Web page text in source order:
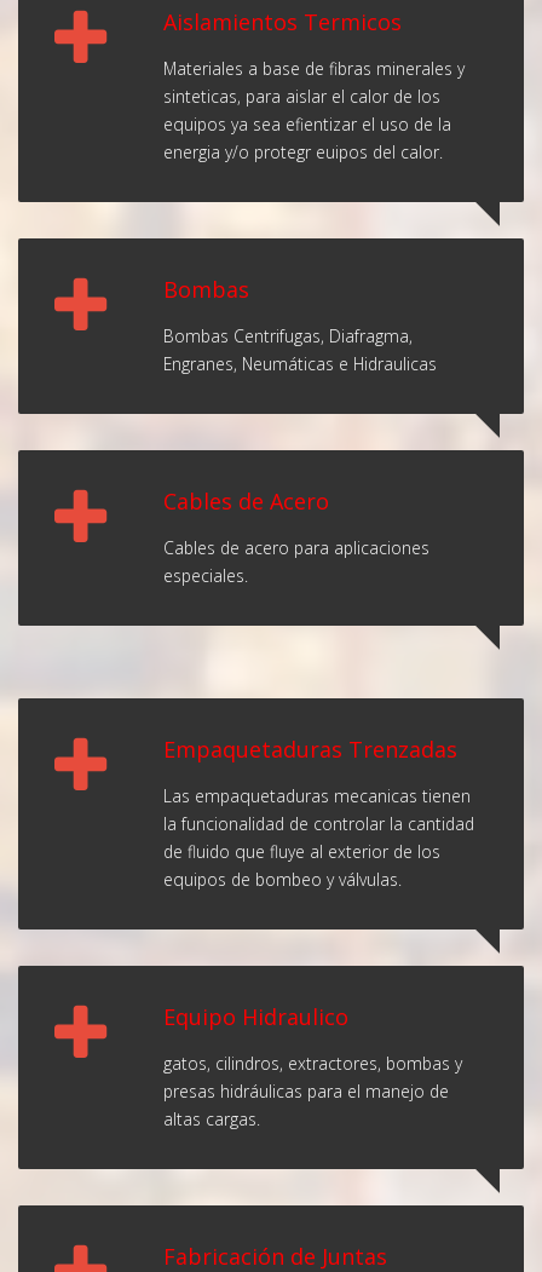
Aislamientos Termicos
Materiales a base de fibras minerales y
sinteticas, para aislar el calor de los
equipos ya sea efientizar el uso de la
energia y/o protegr euipos del calor.
Bombas
Bombas Centrifugas, Diafragma,
Engranes, Neumáticas e Hidraulicas
Cables de Acero
Cables de acero para aplicaciones
especiales.
Empaquetaduras Trenzadas
Las empaquetaduras mecanicas tienen
la funcionalidad de controlar la cantidad
de fluido que fluye al exterior de los
equipos de bombeo y válvulas.
Equipo Hidraulico
gatos, cilindros, extractores, bombas y
presas hidráulicas para el manejo de
altas cargas.
Fabricación de Juntas